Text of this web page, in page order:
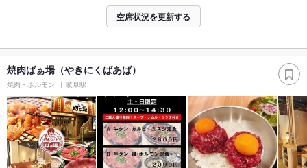
空席状況を更新する
焼肉ばぁ場（やきにくばあば）
焼肉・ホルモン 岐阜駅